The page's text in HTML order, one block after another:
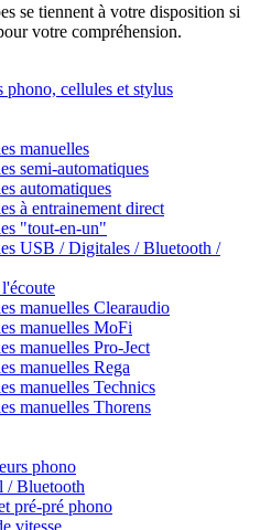
se tiennent à votre disposition si
votre compréhension.
phono, cellules et stylus
manuelles
semi-automatiques
automatiques
à entrainement direct
"tout-en-un"
USB / Digitales / Bluetooth /
manuelles Clearaudio
manuelles MoFi
manuelles Pro-Ject
manuelles Rega
manuelles Technics
manuelles Thorens
phono
/ Bluetooth
pré-pré phono
vitesse